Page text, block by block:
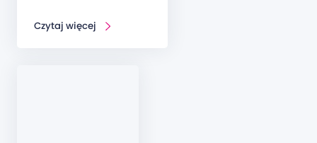
Czytaj więcej